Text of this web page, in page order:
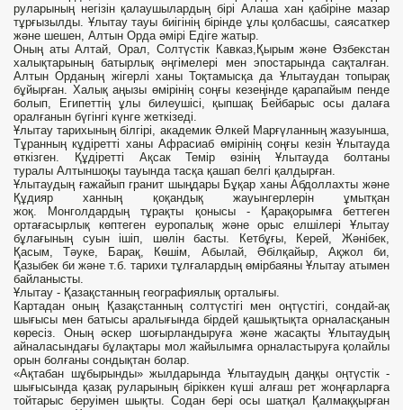
руларының негізін қалаушылардың бірі Алаша хан қабіріне мазар
тұрғызылды. Ұлытау тауы биігінің бірінде ұлы қолбасшы, саясаткер
және шешен, Алтын Орда әмірі Едіге жатыр.
Оның аты Алтай, Орал, Солтүстік Кавказ,Қырым және Өзбекстан
халықтарының батырлық әңгімелері мен эпостарында сақталған.
Алтын Орданың жігерлі ханы Тоқтамысқа да Ұлытаудан топырақ
бұйырған. Халық аңызы өмірінің соңғы кезеңінде қарапайым пенде
болып, Египеттің ұлы билеушісі, қыпшақ Бейбарыс осы далаға
оралғанын бүгінгі күнге жеткізеді.
Ұлытау тарихының білгірі, академик Әлкей Марғүланның жазуынша,
Тұранның кұдіретті ханы Афрасиаб өмірінің соңғы кезін Ұлытауда
өткізген. Құдіретті Ақсак Темір өзінің Ұлытауда болтаны
туралы Алтыншоқы тауында тасқа қашап белгі қалдырған.
Ұлытаудың ғажайып гранит шыңдары Бұқар ханы Абдоллахты және
Құдияр ханның қоқандық жауынгерлерін ұмытқан
жоқ. Монголдардың тұрақты қонысы - Қарақорымға беттеген
ортағасырлық көптеген еуропалық және орыс елшілері Ұлытау
бұлағының суын ішіп, шөлін басты. Кетбұғы, Керей, Жәнібек,
Қасым, Тәуке, Барақ, Көшім, Абылай, Әбілқайыр, Ақжол би,
Қазыбек би және т.б. тарихи тұлғалардың өмірбаяны Ұлытау атымен
байланысты.
Ұлытау - Қазақстанның географиялық орталығы.
Картадан оның Қазақстанның солтүстігі мен оңтүстігі, сондай-ақ
шығысы мен батысы аралығында бірдей қашықтықта орналасқанын
көресіз. Оның әскер шоғырландыруға және жасақты Ұлытаудың
айналасындағы бұлақтары мол жайылымға орналастыруға қолайлы
орын болғаны сондықтан болар.
«Ақтабан шұбырынды» жылдарында Ұлытаудың даңқы оңтүстік -
шығысында қазақ руларының біріккен күші алғаш рет жоңғарларға
тойтарыс беруімен шықты. Содан бері осы шатқал Қалмаққырған